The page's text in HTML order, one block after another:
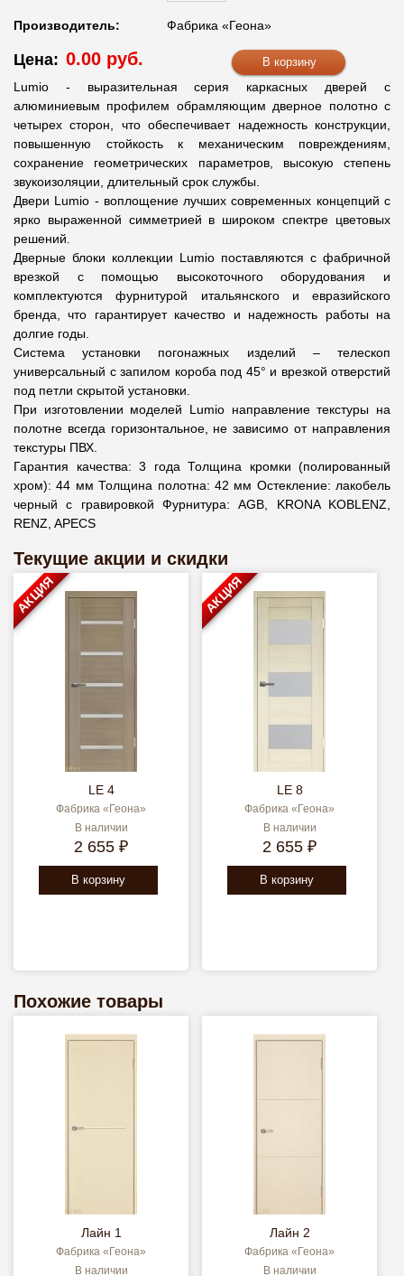
Производитель: Фабрика «Геона»
Цена: 0.00 руб.
Lumio - выразительная серия каркасных дверей с
алюминиевым профилем обрамляющим дверное полотно с
четырех сторон, что обеспечивает надежность конструкции,
повышенную стойкость к механическим повреждениям,
сохранение геометрических параметров, высокую степень
звукоизоляции, длительный срок службы.
Двери Lumio - воплощение лучших современных концепций с
ярко выраженной симметрией в широком спектре цветовых
решений.
Дверные блоки коллекции Lumio поставляются с фабричной
врезкой с помощью высокоточного оборудования и
комплектуются фурнитурой итальянского и евразийского
бренда, что гарантирует качество и надежность работы на
долгие годы.
Система установки погонажных изделий – телескоп
универсальный с запилом короба под 45° и врезкой отверстий
под петли скрытой установки.
При изготовлении моделей Lumio направление текстуры на
полотне всегда горизонтальное, не зависимо от направления
текстуры ПВХ.
Гарантия качества: 3 года Толщина кромки (полированный
хром): 44 мм Толщина полотна: 42 мм Остекление: лакобель
черный с гравировкой Фурнитура: АGB, KRONA KOBLENZ,
RENZ, APECS
Текущие акции и скидки
LE 4
Фабрика «Геона»
В наличии
2 655 ₽
В корзину
АКЦИЯ
LE 8
Фабрика «Геона»
В наличии
2 655 ₽
В корзину
АКЦИЯ
Похожие товары
Лайн 1
Фабрика «Геона»
В наличии
Лайн 2
Фабрика «Геона»
В наличии